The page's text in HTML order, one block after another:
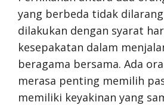
yang berbeda tidak
dilakukan dengan syarat
kesepakatan dalam
beragama bersama. Ada
merasa penting memilih
memiliki keyakinan yang